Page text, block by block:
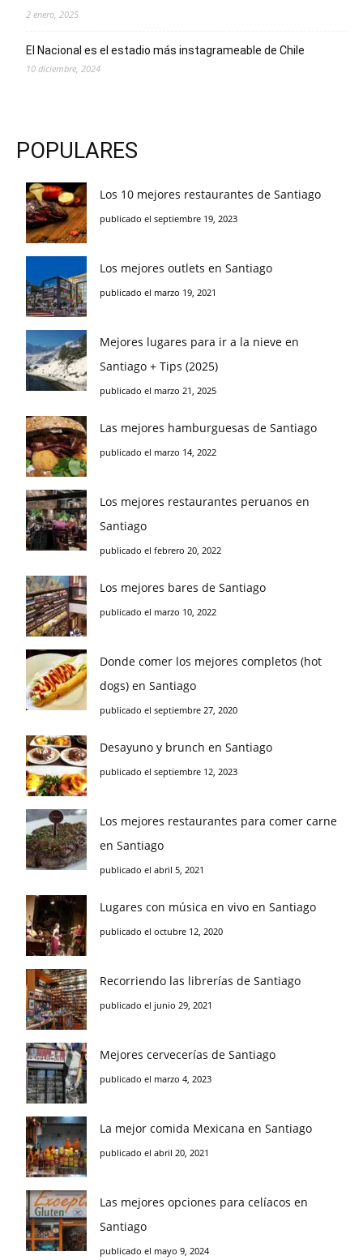
2 enero, 2025
El Nacional es el estadio más instagrameable de Chile
10 diciembre, 2024
POPULARES
Los 10 mejores restaurantes de Santiago
publicado el septiembre 19, 2023
Los mejores outlets en Santiago
publicado el marzo 19, 2021
Mejores lugares para ir a la nieve en
Santiago + Tips (2025)
publicado el marzo 21, 2025
Las mejores hamburguesas de Santiago
publicado el marzo 14, 2022
Los mejores restaurantes peruanos en
Santiago
publicado el febrero 20, 2022
Los mejores bares de Santiago
publicado el marzo 10, 2022
Donde comer los mejores completos (hot
dogs) en Santiago
publicado el septiembre 27, 2020
Desayuno y brunch en Santiago
publicado el septiembre 12, 2023
Los mejores restaurantes para comer carne
en Santiago
publicado el abril 5, 2021
Lugares con música en vivo en Santiago
publicado el octubre 12, 2020
Recorriendo las librerías de Santiago
publicado el junio 29, 2021
Mejores cervecerías de Santiago
publicado el marzo 4, 2023
La mejor comida Mexicana en Santiago
publicado el abril 20, 2021
Las mejores opciones para celíacos en
Santiago
publicado el mayo 9, 2024